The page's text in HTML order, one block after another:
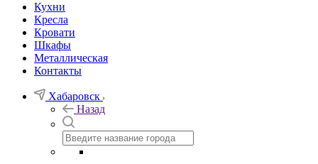
Кухни
Кресла
Кровати
Шкафы
Металлическая
Контакты
Хабаровск
Назад